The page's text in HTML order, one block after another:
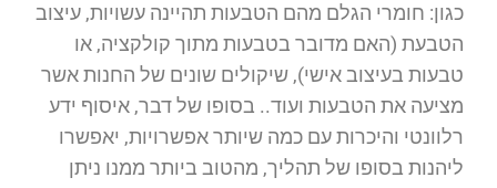
כגון: חומרי הגלם מהם הטבעות תהיינה עשויות, עיצוב
הטבעת (האם מדובר בטבעות מתוך קולקציה, או
טבעות בעיצוב אישי), שיקולים שונים של החנות אשר
מציעה את הטבעות ועוד.. בסופו של דבר, איסוף ידע
רלוונטי והיכרות עם כמה שיותר אפשרויות, יאפשרו
ליהנות בסופו של תהליך, מהטוב ביותר ממנו ניתן